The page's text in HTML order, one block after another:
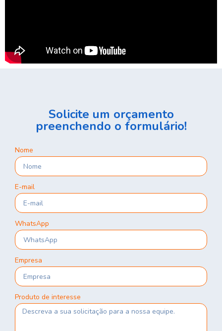
Solicite um orçamento
preenchendo o formulário!
Nome
E-mail
WhatsApp
Empresa
Produto de interesse